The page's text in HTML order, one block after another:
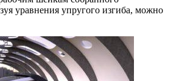
уравнения упругого изгиба, можно